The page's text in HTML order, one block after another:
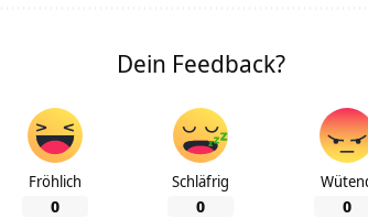
Dein Feedback?
Fröhlich
0
Schläfrig
0 0